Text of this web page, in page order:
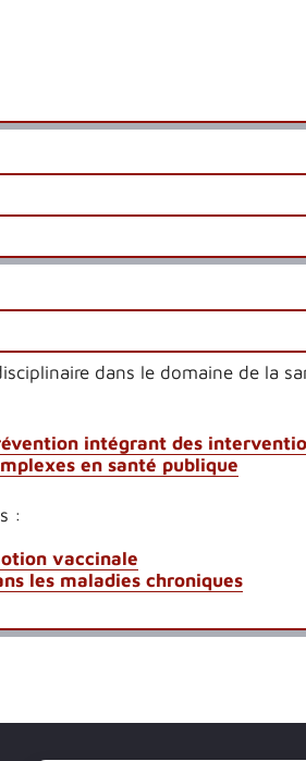
dans le domaine de la
intégrant des
en santé publique
:
vaccinale
les maladies chroniques